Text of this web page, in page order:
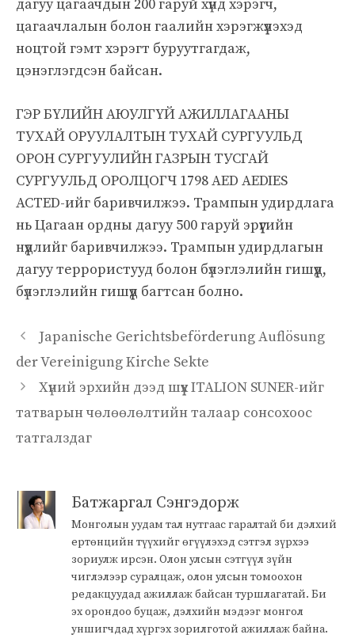
дагуу цагаачдын 200 гаруй хүнд хэрэгч,
цагаачлалын болон гаалийн хэрэгжүүлэхэд
ноцтой гэмт хэрэгт буруутгагдаж,
цэнэглэгдсэн байсан.
ГЭР БҮЛИЙН АЮУЛГҮЙ АЖИЛЛАГААНЫ
ТУХАЙ ОРУУЛАЛТЫН ТУХАЙ СУРГУУЛЬД
ОРОН СУРГУУЛИЙН ГАЗРЫН ТУСГАЙ
СУРГУУЛЬД ОРОЛЦОГЧ 1798 AED AEDIES
ACTED-ийг баривчилжээ. Трампын удирдлага
нь Цагаан ордны дагуу 500 гаруй эрүүгийн
нүүдлийг баривчилжээ. Трампын удирдлагын
дагуу террористууд болон бүлэглэлийн гишүүд,
бүлэглэлийн гишүүд багтсан болно.
Japanische Gerichtsbeförderung Auflösung
der Vereinigung Kirche Sekte
Хүний эрхийн дээд шүүх ITALION SUNER-ийг
татварын чөлөөлөлтийн талаар сонсохоос
татгалздаг
Батжаргал Сэнгэдорж
Монголын уудам тал нутгаас гаралтай би дэлхий
ертөнцийн түүхийг өгүүлэхэд сэтгэл зүрхээ
зориулж ирсэн. Олон улсын сэтгүүл зүйн
чиглэлээр суралцаж, олон улсын томоохон
редакцуудад ажиллаж байсан туршлагатай. Би
эх орондоо буцаж, дэлхийн мэдээг монгол
уншигчдад хүргэх зорилготой ажиллаж байна.